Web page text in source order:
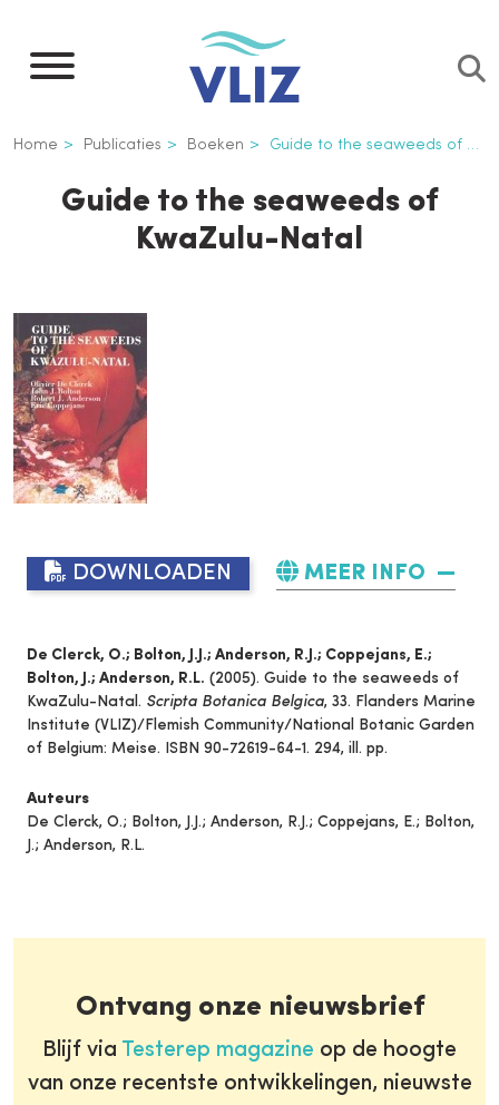
naar
inhoud
Kruimelpad
Home Publicaties Boeken Guide to the seaweeds of KwaZulu-Natal
Guide to the seaweeds of
KwaZulu-Natal
DOWNLOADEN MEER INFO
De Clerck, O.; Bolton, J.J.; Anderson, R.J.; Coppejans, E.;
Bolton, J.; Anderson, R.L. (2005). Guide to the seaweeds of
KwaZulu-Natal. Scripta Botanica Belgica, 33. Flanders Marine
Institute (VLIZ)/Flemish Community/National Botanic Garden
of Belgium: Meise. ISBN 90-72619-64-1. 294, ill. pp.
Auteurs
De Clerck, O.; Bolton, J.J.; Anderson, R.J.; Coppejans, E.; Bolton,
J.; Anderson, R.L.
Ontvang onze nieuwsbrief
Blijf via Testerep magazine op de hoogte
van onze recentste ontwikkelingen, nieuwste